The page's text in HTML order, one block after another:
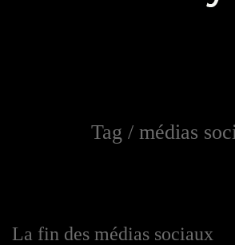
Tag / médias
La fin des médias sociaux